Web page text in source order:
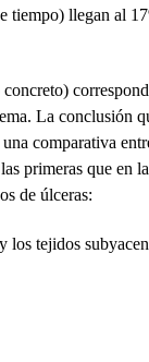
llegan al
La conclusión
comparativa
primeras que en
de úlceras:
tejidos